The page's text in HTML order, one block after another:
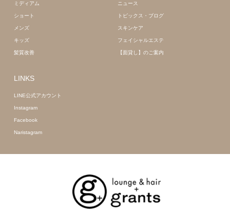
ミディアム
ショート
メンズ
キッズ
髪質改善
ニュース
トピックス・ブログ
スキンケア
フェイシャルエステ
【面貸し】のご案内
LINKS
LINE公式アカウント
Instagram
Facebook
Naristagram